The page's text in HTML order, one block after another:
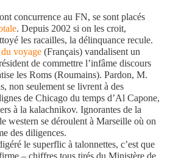
concurrence au FN, se sont placés
. Depuis 2002 si on les croit,
les racailles, la délinquance recule.
du voyage (Français) vandalisent un
de commettre l’infâme discours
les Roms (Roumains). Pardon, M.
non seulement se livrent à des
de Chicago du temps d’Al Capone,
à la kalachnikov. Ignorantes de la
western se déroulent à Marseille où on
des diligences.
le superflic à talonnettes, c’est que